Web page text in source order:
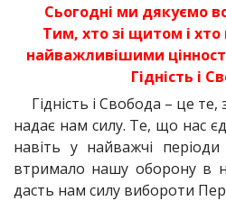
Сьогодні ми дякуємо
Тим, хто зі щитом і
найважливішими
Гідність і
Гідність і Свобода – це
надає нам силу. Те, що нас
навіть у найважчі
втримало нашу оборону в
дасть нам силу вибороти